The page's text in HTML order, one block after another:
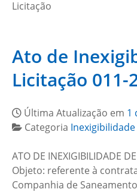
Licitação
Ato de
Licitação 011-
Última Atualização em 1
Categoria
ATO DE INEXIGIBILIDADE
Objeto: referente à
Companhia de